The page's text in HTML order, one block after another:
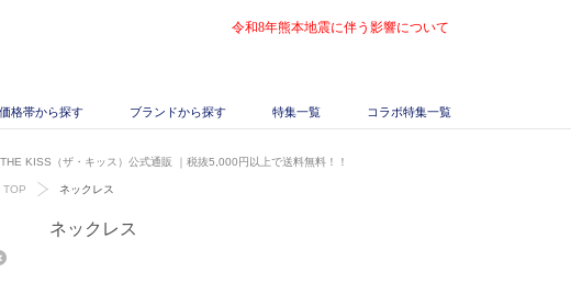
令和8年熊本地震に伴う影響について
価格帯から探す ブランドから探す 特集一覧 コラボ特集一覧
KISS（ザ・キッス）公式通販 ｜税抜5,000円以上で送料無料！！
TOP ネックレス
ネックレス